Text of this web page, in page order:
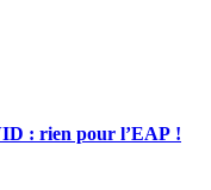
: rien pour l’EAP !